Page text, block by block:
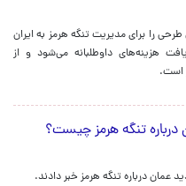
را برای مدیریت تنگه هرمز به ایران
هزینه‌های داوطلبانه می‌شود و از
است.
تنگه هرمز چیست؟
عمان درباره تنگه هرمز خبر دادند.